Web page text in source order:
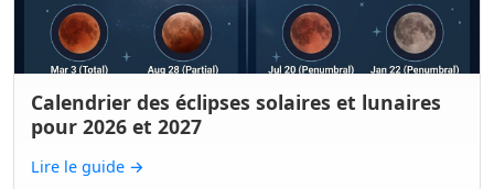
Calendrier des éclipses solaires et lunaires
pour 2026 et 2027
Lire le guide →